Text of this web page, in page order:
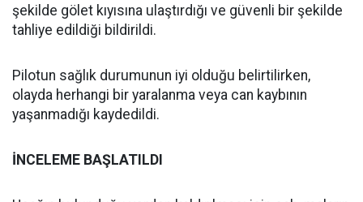
şekilde gölet kıyısına ulaştırdığı ve güvenli bir şekilde
tahliye edildiği bildirildi.
Pilotun sağlık durumunun iyi olduğu belirtilirken,
olayda herhangi bir yaralanma veya can kaybının
yaşanmadığı kaydedildi.
İNCELEME BAŞLATILDI